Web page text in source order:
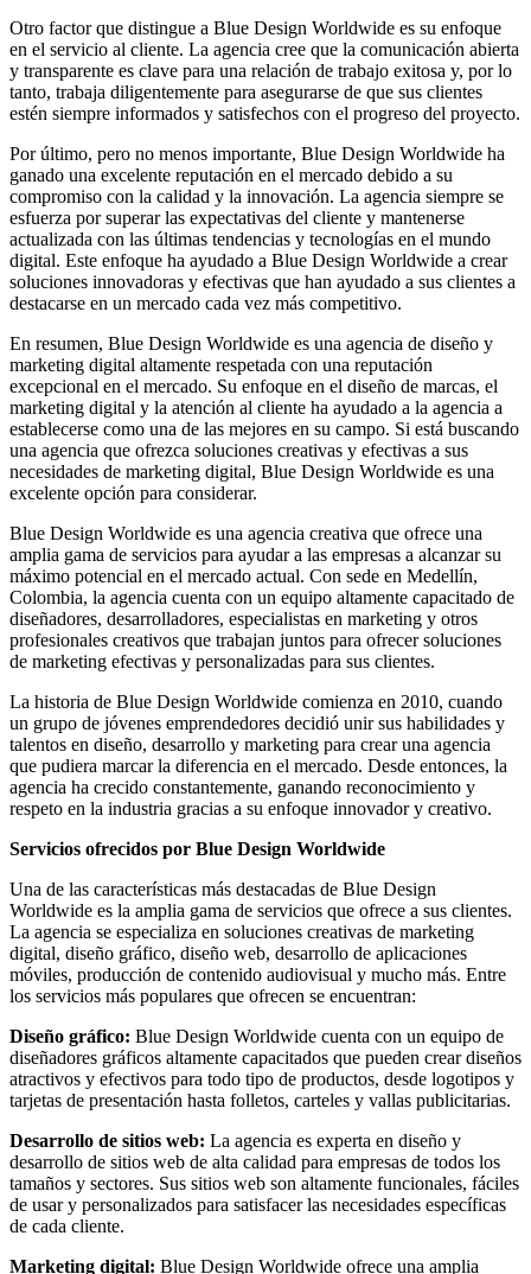
Clientes,
Innovación,
Tecnología,
Noticias,
Artículos,
Contenidos
de
Calidad,
Eventos
de
Marketing,
Mercadotecnia,
Eventos
Colecciónes,
Marcas,
Insigns,
TV,
Radio,
Creatividad,
SEO,
SEM,
Press,
RRPP,
Spots,
Comerciales,
Periodismo,
Revistas,
Magazines
ATL,
BTL,
Periódicos
y
Producción
Gráfica
Colombia.
Otro factor que distingue a Blue Design Worldwide es su enfoque
en el servicio al cliente. La agencia cree que la comunicación abierta
y transparente es clave para una relación de trabajo exitosa y, por lo
tanto, trabaja diligentemente para asegurarse de que sus clientes
estén siempre informados y satisfechos con el progreso del proyecto.
Por último, pero no menos importante, Blue Design Worldwide ha
ganado una excelente reputación en el mercado debido a su
compromiso con la calidad y la innovación. La agencia siempre se
esfuerza por superar las expectativas del cliente y mantenerse
actualizada con las últimas tendencias y tecnologías en el mundo
digital. Este enfoque ha ayudado a Blue Design Worldwide a crear
soluciones innovadoras y efectivas que han ayudado a sus clientes a
destacarse en un mercado cada vez más competitivo.
En resumen, Blue Design Worldwide es una agencia de diseño y
marketing digital altamente respetada con una reputación
excepcional en el mercado. Su enfoque en el diseño de marcas, el
marketing digital y la atención al cliente ha ayudado a la agencia a
establecerse como una de las mejores en su campo. Si está buscando
una agencia que ofrezca soluciones creativas y efectivas a sus
necesidades de marketing digital, Blue Design Worldwide es una
excelente opción para considerar.
Blue Design Worldwide es una agencia creativa que ofrece una
amplia gama de servicios para ayudar a las empresas a alcanzar su
máximo potencial en el mercado actual. Con sede en Medellín,
Colombia, la agencia cuenta con un equipo altamente capacitado de
diseñadores, desarrolladores, especialistas en marketing y otros
profesionales creativos que trabajan juntos para ofrecer soluciones
de marketing efectivas y personalizadas para sus clientes.
La historia de Blue Design Worldwide comienza en 2010, cuando
un grupo de jóvenes emprendedores decidió unir sus habilidades y
talentos en diseño, desarrollo y marketing para crear una agencia
que pudiera marcar la diferencia en el mercado. Desde entonces, la
agencia ha crecido constantemente, ganando reconocimiento y
respeto en la industria gracias a su enfoque innovador y creativo.
Servicios ofrecidos por Blue Design Worldwide
Una de las características más destacadas de Blue Design
Worldwide es la amplia gama de servicios que ofrece a sus clientes.
La agencia se especializa en soluciones creativas de marketing
digital, diseño gráfico, diseño web, desarrollo de aplicaciones
móviles, producción de contenido audiovisual y mucho más. Entre
los servicios más populares que ofrecen se encuentran:
Diseño gráfico: Blue Design Worldwide cuenta con un equipo de
diseñadores gráficos altamente capacitados que pueden crear diseños
atractivos y efectivos para todo tipo de productos, desde logotipos y
tarjetas de presentación hasta folletos, carteles y vallas publicitarias.
Desarrollo de sitios web: La agencia es experta en diseño y
desarrollo de sitios web de alta calidad para empresas de todos los
tamaños y sectores. Sus sitios web son altamente funcionales, fáciles
de usar y personalizados para satisfacer las necesidades específicas
de cada cliente.
Marketing digital: Blue Design Worldwide ofrece una amplia